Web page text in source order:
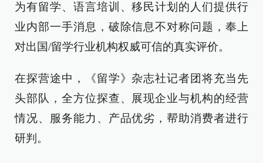
为有留学、语言培训、移民计划的人们提供行
业内部一手消息，破除信息不对称问题，奉上
对出国/留学行业机构权威可信的真实评价。
在探营途中，《留学》杂志社记者团将充当先
头部队，全方位探查、展现企业与机构的经营
情况、服务能力、产品优劣，帮助消费者进行
研判。